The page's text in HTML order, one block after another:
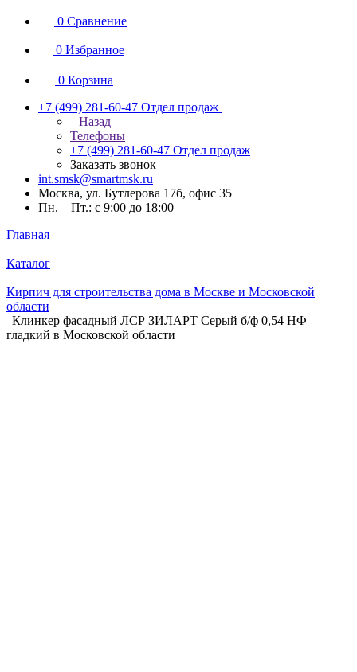
0 Сравнение
0 Избранное
0 Корзина
+7 (499) 281-60-47 Отдел продаж
Назад
Телефоны
+7 (499) 281-60-47 Отдел продаж
Заказать звонок
int.smsk@smartmsk.ru
Москва, ул. Бутлерова 17б, офис 35
Пн. – Пт.: с 9:00 до 18:00
Главная
Каталог
Кирпич для строительства дома в Москве и Московской
области
Клинкер фасадный ЛСР ЗИЛАРТ Серый б/ф 0,54 НФ
гладкий в Московской области